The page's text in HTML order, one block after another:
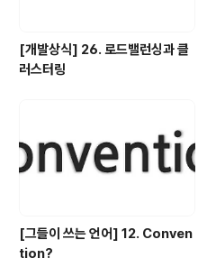
[개발상식] 26. 로드밸런싱과 클
러스터링
[그들이 쓰는 언어] 12. Conven
tion?